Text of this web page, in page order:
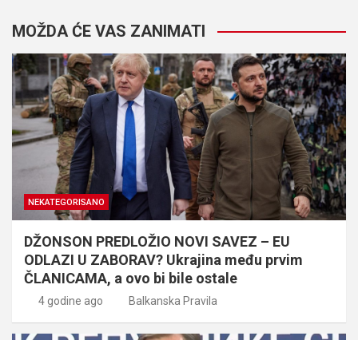
MOŽDA ĆE VAS ZANIMATI
NEKATEGORISANO
DŽONSON PREDLOŽIO NOVI SAVEZ – EU
ODLAZI U ZABORAV? Ukrajina među prvim
ČLANICAMA, a ovo bi bile ostale
4 godine ago Balkanska Pravila